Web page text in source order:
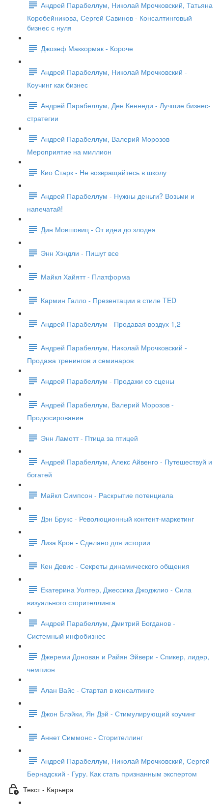
Андрей Парабеллум, Николай Мрочковский, Татьяна
Коробейникова, Сергей Савинов - Консалтинговый
бизнес с нуля
Джозеф Маккормак - Короче
Андрей Парабеллум, Николай Мрочковский -
Коучинг как бизнес
Андрей Парабеллум, Ден Кеннеди - Лучшие бизнес-
стратегии
Андрей Парабеллум, Валерий Морозов -
Мероприятие на миллион
Кио Старк - Не возвращайтесь в школу
Андрей Парабеллум - Нужны деньги? Возьми и
напечатай!
Дин Мовшовиц - От идеи до злодея
Энн Хэндли - Пишут все
Майкл Хайятт - Платформа
Кармин Галло - Презентации в стиле TED
Андрей Парабеллум - Продавая воздух 1,2
Андрей Парабеллум, Николай Мрочковский -
Продажа тренингов и семинаров
Андрей Парабеллум - Продажи со сцены
Андрей Парабеллум, Валерий Морозов -
Продюсирование
Энн Ламотт - Птица за птицей
Андрей Парабеллум, Алекс Айвенго - Путешествуй и
богатей
Майкл Симпсон - Раскрытие потенциала
Дэн Брукс - Революционный контент-маркетинг
Лиза Крон - Сделано для истории
Кен Девис - Секреты динамического общения
Екатерина Уолтер, Джессика Джоджлио - Сила
визуального сторителлинга
Андрей Парабеллум, Дмитрий Богданов -
Системный инфобизнес
Джереми Донован и Райян Эйвери - Спикер, лидер,
чемпион
Алан Вайс - Стартап в консалтинге
Джон Блэйки, Ян Дэй - Стимулирующий коучинг
Аннет Симмонс - Сторителлинг
Андрей Парабеллум, Николай Мрочковский, Сергей
Бернадский - Гуру. Как стать признанным экспертом
Текст - Карьера